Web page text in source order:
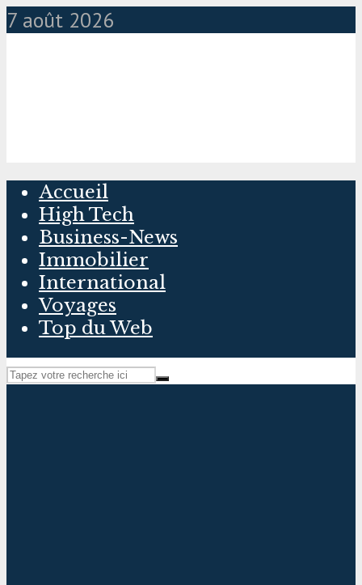
7 août 2026
Accueil
High Tech
Business-News
Immobilier
International
Voyages
Top du Web